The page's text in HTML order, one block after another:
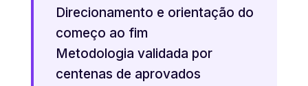
Direcionamento e orientação do
começo ao fim
Metodologia validada por
centenas de aprovados